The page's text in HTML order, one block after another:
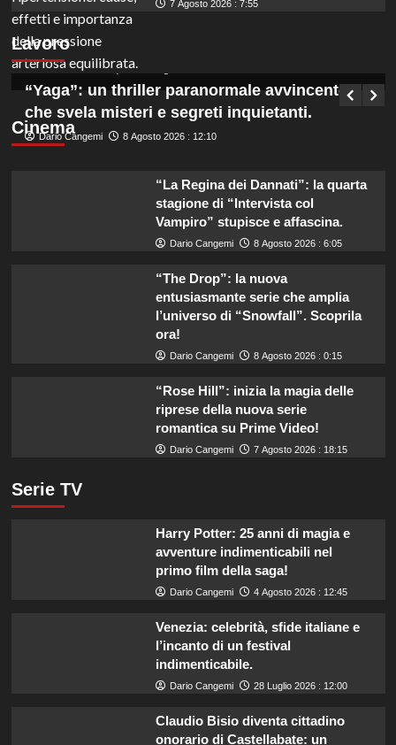
7 Agosto 2026 : 7:55
Lavoro
Marche: opportunità di lavoro per coadiutori
amministrativi con licenza media disponibile
subito!
Germana Bevilacqua
Cinema
“Yaga”: un thriller paranormale avvincente
che svela misteri e segreti inquietanti.
Dario Cangemi 8 Agosto 2026 : 12:10
“La Regina dei Dannati”: la quarta
stagione di “Intervista col
Vampiro” stupisce e affascina.
Dario Cangemi 8 Agosto 2026 : 6:05
“The Drop”: la nuova
entusiasmante serie che amplia
l’universo di “Snowfall”. Scoprila
ora!
Dario Cangemi 8 Agosto 2026 : 0:15
“Rose Hill”: inizia la magia delle
riprese della nuova serie
romantica su Prime Video!
Dario Cangemi 7 Agosto 2026 : 18:15
Serie TV
Harry Potter: 25 anni di magia e
avventure indimenticabili nel
primo film della saga!
Dario Cangemi 4 Agosto 2026 : 12:45
Venezia: celebrità, sfide italiane e
l’incanto di un festival
indimenticabile.
Dario Cangemi 28 Luglio 2026 : 12:00
Claudio Bisio diventa cittadino
onorario di Castellabate: un